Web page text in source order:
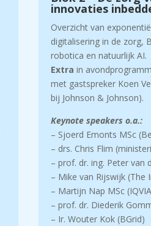
innovaties
Overzicht van
digitalisering in de zorg,
robotica en natuurlijk AI.
Extra in
met gastspreker Koen
bij Johnson & Johnson).
Keynote speakers o.a.:
– Sjoerd Emonts MSc
– drs. Chris Flim
– prof. dr. ing. Peter van
– Mike van Rijswijk (The
– Martijn Nap MSc
– prof. dr. Diederik
– Ir. Wouter Kok (BGrid)